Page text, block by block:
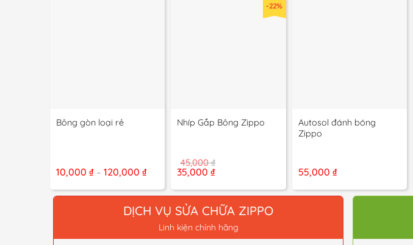
Bông gòn loại rẻ
10,000 ₫ – 120,000 ₫Khoảng
từ
10,000 ₫
đến
120,000 ₫
-22%
Nhíp Gắp Bông Zippo
45,000₫
Giá
gốc
là:
45,000 ₫.
35,000₫Giá
tại
là:
35,000 ₫.
Autosol đánh bóng
Zippo
55,000 ₫
DỊCH VỤ SỬA CHỮA ZIPPO
Linh kiện chính hãng